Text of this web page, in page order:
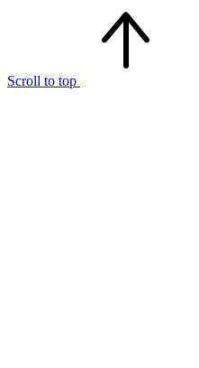
Scroll to top